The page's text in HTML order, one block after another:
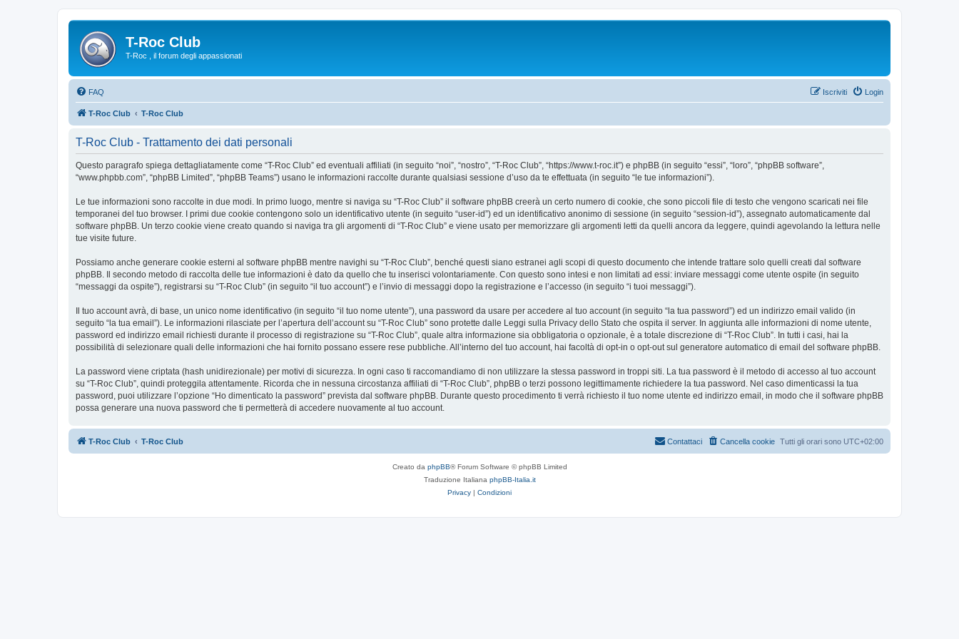
T-Roc Club
T-Roc , il forum degli appassionati
FAQ Login
Iscriviti
T-Roc Club T-Roc Club
T-Roc Club - Trattamento dei dati personali
Questo paragrafo spiega dettagliatamente come “T-Roc Club” ed eventuali affiliati (in seguito “noi”, “nostro”, “T-Roc Club”, “https://www.t-roc.it”) e phpBB (in seguito “essi”, “loro”, “phpBB software”,
“www.phpbb.com”, “phpBB Limited”, “phpBB Teams”) usano le informazioni raccolte durante qualsiasi sessione d’uso da te effettuata (in seguito “le tue informazioni”).
Le tue informazioni sono raccolte in due modi. In primo luogo, mentre si naviga su “T-Roc Club” il software phpBB creerà un certo numero di cookie, che sono piccoli file di testo che vengono scaricati nei file
temporanei del tuo browser. I primi due cookie contengono solo un identificativo utente (in seguito “user-id”) ed un identificativo anonimo di sessione (in seguito “session-id”), assegnato automaticamente dal
software phpBB. Un terzo cookie viene creato quando si naviga tra gli argomenti di “T-Roc Club” e viene usato per memorizzare gli argomenti letti da quelli ancora da leggere, quindi agevolando la lettura nelle
tue visite future.
Possiamo anche generare cookie esterni al software phpBB mentre navighi su “T-Roc Club”, benché questi siano estranei agli scopi di questo documento che intende trattare solo quelli creati dal software
phpBB. Il secondo metodo di raccolta delle tue informazioni è dato da quello che tu inserisci volontariamente. Con questo sono intesi e non limitati ad essi: inviare messaggi come utente ospite (in seguito
“messaggi da ospite”), registrarsi su “T-Roc Club” (in seguito “il tuo account”) e l’invio di messaggi dopo la registrazione e l’accesso (in seguito “i tuoi messaggi”).
Il tuo account avrà, di base, un unico nome identificativo (in seguito “il tuo nome utente”), una password da usare per accedere al tuo account (in seguito “la tua password”) ed un indirizzo email valido (in
seguito “la tua email”). Le informazioni rilasciate per l’apertura dell’account su “T-Roc Club” sono protette dalle Leggi sulla Privacy dello Stato che ospita il server. In aggiunta alle informazioni di nome utente,
password ed indirizzo email richiesti durante il processo di registrazione su “T-Roc Club”, quale altra informazione sia obbligatoria o opzionale, è a totale discrezione di “T-Roc Club”. In tutti i casi, hai la
possibilità di selezionare quali delle informazioni che hai fornito possano essere rese pubbliche. All’interno del tuo account, hai facoltà di opt-in o opt-out sul generatore automatico di email del software phpBB.
La password viene criptata (hash unidirezionale) per motivi di sicurezza. In ogni caso ti raccomandiamo di non utilizzare la stessa password in troppi siti. La tua password è il metodo di accesso al tuo account
su “T-Roc Club”, quindi proteggila attentamente. Ricorda che in nessuna circostanza affiliati di “T-Roc Club”, phpBB o terzi possono legittimamente richiedere la tua password. Nel caso dimenticassi la tua
password, puoi utilizzare l’opzione “Ho dimenticato la password” prevista dal software phpBB. Durante questo procedimento ti verrà richiesto il tuo nome utente ed indirizzo email, in modo che il software phpBB
possa generare una nuova password che ti permetterà di accedere nuovamente al tuo account.
T-Roc Club T-Roc Club Tutti gli orari sono UTC+02:00
Cancella cookie
Contattaci
Creato da phpBB® Forum Software © phpBB Limited
Traduzione Italiana phpBB-Italia.it
Privacy | Condizioni